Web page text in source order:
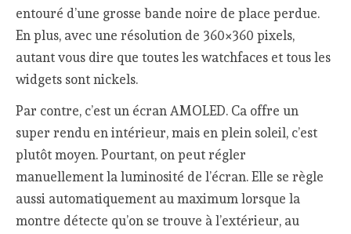
entouré d’une grosse bande noire de place perdue.
En plus, avec une résolution de 360×360 pixels,
autant vous dire que toutes les watchfaces et tous les
widgets sont nickels.
Par contre, c’est un écran AMOLED. Ca offre un
super rendu en intérieur, mais en plein soleil, c’est
plutôt moyen. Pourtant, on peut régler
manuellement la luminosité de l’écran. Elle se règle
aussi automatiquement au maximum lorsque la
montre détecte qu’on se trouve à l’extérieur, au